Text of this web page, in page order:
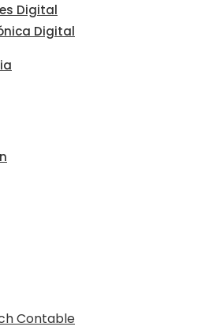
Digital
Digital
Contable